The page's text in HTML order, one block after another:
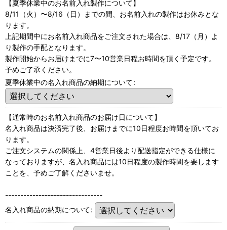
【夏季休業中のお名前入れ製作について】
8/11（火）〜8/16（日）までの間、お名前入れの製作はお休みとな
ります。
上記期間中にお名前入れ商品をご注文された場合は、8/17（月）よ
り製作の手配となります。
製作開始からお届けまでに7〜10営業日程お時間を頂く予定です。
予めご了承ください。
夏季休業中の名入れ商品の納期について:
【通常時のお名前入れ商品のお届け日について】
名入れ商品は決済完了後、お届けまでに10日程度お時間を頂いてお
ります。
ご注文システムの関係上、4営業日後より配送指定ができる仕様に
なっておりますが、名入れ商品には10日程度の製作時間を要します
ことを、予めご了解くださいませ。
--------------------------------
名入れ商品の納期について: